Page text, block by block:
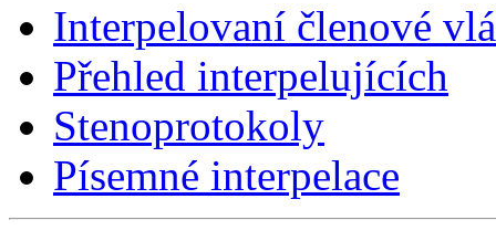
Interpelovaní členové
Přehled interpelujících
Stenoprotokoly
Písemné interpelace